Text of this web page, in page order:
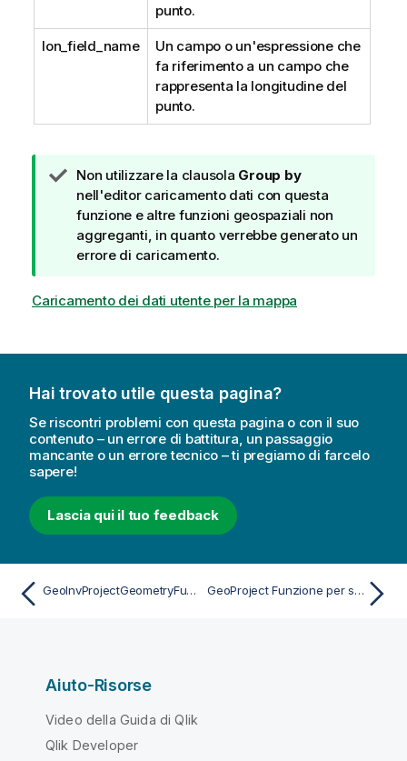
punto.
lon_field_name
Un campo o un'espressione che
fa riferimento a un campo che
rappresenta la longitudine del
punto.
N
o
t
a
d
s
g
r
m
e
t
o
Non utilizzare la clausola Group by
nell'editor caricamento dati con questa
funzione e altre funzioni geospaziali non
aggreganti, in quanto verrebbe generato un
errore di caricamento.
Caricamento dei dati utente per la mappa
Hai trovato utile questa pagina?
Se riscontri problemi con questa pagina o con il suo
contenuto – un errore di battitura, un passaggio
mancante o un errore tecnico – ti pregiamo di farcelo
sapere!
Lascia qui il tuo feedback
GeoInvProjectGeometryFunzione per script e grafici GeoProject Funzione per script e grafici
Aiuto-Risorse
Video della Guida di Qlik
Qlik Developer